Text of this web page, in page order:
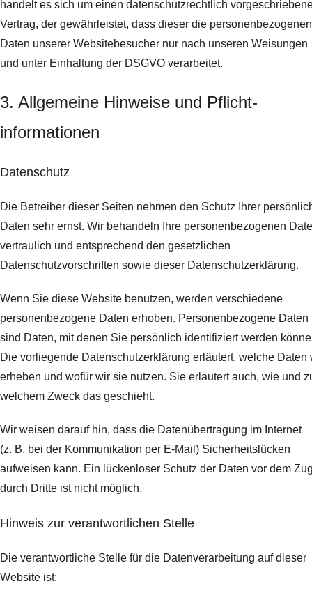
handelt es sich um einen datenschutzrechtlich
Vertrag, der gewährleistet, dass dieser die personenbezogenen
Daten unserer Websitebesucher nur nach unseren Weisungen
und unter Einhaltung der DSGVO verarbeitet.
3. Allgemeine Hinweise und Pflicht­
informationen
Datenschutz
Die Betreiber dieser Seiten nehmen den Schutz Ihrer
Daten sehr ernst. Wir behandeln Ihre personenbezogenen
vertraulich und entsprechend den gesetzlichen
Datenschutzvorschriften sowie dieser Datenschutzerklärung.
Wenn Sie diese Website benutzen, werden verschiedene
personenbezogene Daten erhoben. Personenbezogene Daten
sind Daten, mit denen Sie persönlich identifiziert werden
Die vorliegende Datenschutzerklärung erläutert, welche Daten
erheben und wofür wir sie nutzen. Sie erläutert auch, wie und
welchem Zweck das geschieht.
Wir weisen darauf hin, dass die Datenübertragung im Internet
(z. B. bei der Kommunikation per E-Mail) Sicherheitslücken
aufweisen kann. Ein lückenloser Schutz der Daten vor dem
durch Dritte ist nicht möglich.
Hinweis zur verantwortlichen Stelle
Die verantwortliche Stelle für die Datenverarbeitung auf dieser
Website ist: